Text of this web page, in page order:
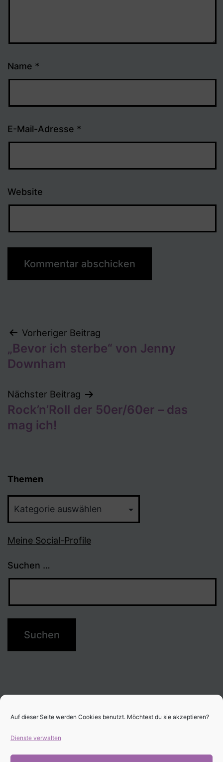
Auf dieser Seite werden Cookies benutzt. Möchtest du sie akzeptieren?
Dienste verwalten
Name *
E-Mail-Adresse *
Website
Beitragsnavigation
Vorheriger Beitrag
„Bevor ich sterbe“ von Jenny
Downham
Nächster Beitrag
Rock’n’Roll der 50er/60er – das
mag ich!
Themen
Meine Social-Profile
Suchen …